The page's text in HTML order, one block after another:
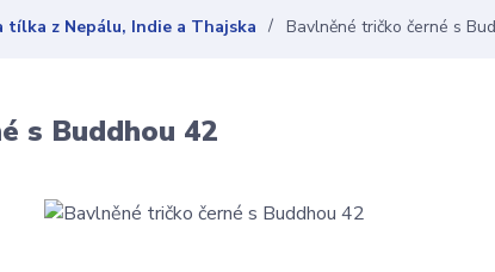
tílka z Nepálu, Indie a Thajska Bavlněné tričko černé s
s Buddhou 42